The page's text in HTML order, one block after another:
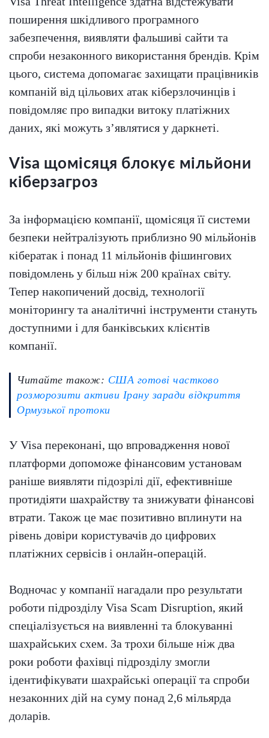
поширення шкідливого програмного
забезпечення, виявляти фальшиві сайти та
спроби незаконного використання брендів. Крім
цього, система допомагає захищати працівників
компаній від цільових атак кіберзлочинців і
повідомляє про випадки витоку платіжних
даних, які можуть з’являтися у даркнеті.
Visa щомісяця блокує мільйони
кіберзагроз
За інформацією компанії, щомісяця її системи
безпеки нейтралізують приблизно 90 мільйонів
кібератак і понад 11 мільйонів фішингових
повідомлень у більш ніж 200 країнах світу.
Тепер накопичений досвід, технології
моніторингу та аналітичні інструменти стануть
доступними і для банківських клієнтів
компанії.
Читайте також: США готові частково
розморозити активи Ірану заради відкриття
Ормузької протоки
У Visa переконані, що впровадження нової
платформи допоможе фінансовим установам
раніше виявляти підозрілі дії, ефективніше
протидіяти шахрайству та знижувати фінансові
втрати. Також це має позитивно вплинути на
рівень довіри користувачів до цифрових
платіжних сервісів і онлайн-операцій.
Водночас у компанії нагадали про результати
роботи підрозділу Visa Scam Disruption, який
спеціалізується на виявленні та блокуванні
шахрайських схем. За трохи більше ніж два
роки роботи фахівці підрозділу змогли
ідентифікувати шахрайські операції та спроби
незаконних дій на суму понад 2,6 мільярда
доларів.